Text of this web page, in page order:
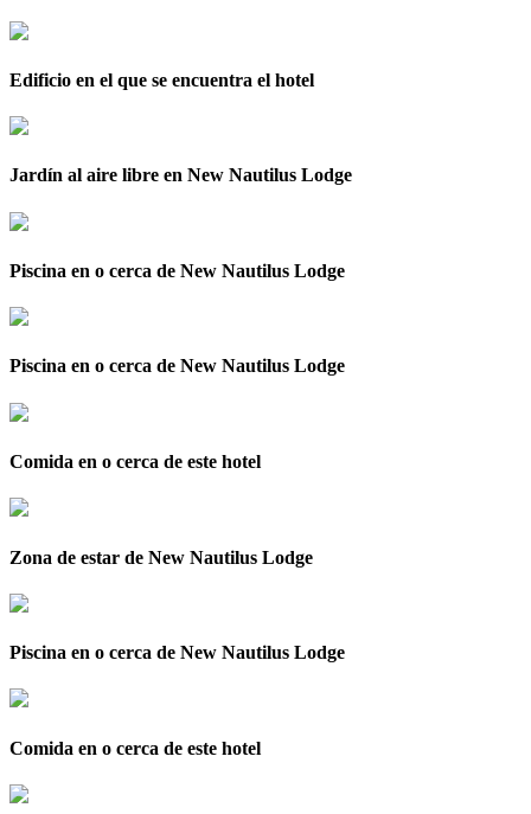
Edificio en el que se encuentra el hotel
Jardín al aire libre en New Nautilus Lodge
Piscina en o cerca de New Nautilus Lodge
Piscina en o cerca de New Nautilus Lodge
Comida en o cerca de este hotel
Zona de estar de New Nautilus Lodge
Piscina en o cerca de New Nautilus Lodge
Comida en o cerca de este hotel